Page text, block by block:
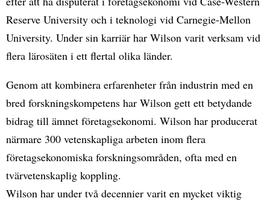
Reserve University och i teknologi vid Carnegie-Mellon
University. Under sin karriär har Wilson varit verksam vid
flera lärosäten i ett flertal olika länder.
Genom att kombinera erfarenheter från industrin med en
bred forskningskompetens har Wilson gett ett betydande
bidrag till ämnet företagsekonomi. Wilson har producerat
närmare 300 vetenskapliga arbeten inom flera
företagsekonomiska forskningsområden, ofta med en
tvärvetenskaplig koppling.
Wilson har under två decennier varit en mycket viktig